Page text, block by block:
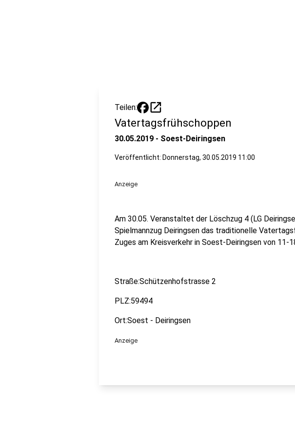
Teilen: open_in_new
Vatertagsfrühschoppen
30.05.2019 - Soest-Deiringsen
Veröffentlicht: Donnerstag, 30.05.2019 11:00
Anzeige
Am 30.05. Veranstaltet der Löschzug 4 (LG
Spielmannzug Deiringsen das traditionelle
Zuges am Kreisverkehr in Soest-Deiringsen von 11-
Straße:Schützenhofstrasse 2
PLZ:59494
Ort:Soest - Deiringsen
Anzeige